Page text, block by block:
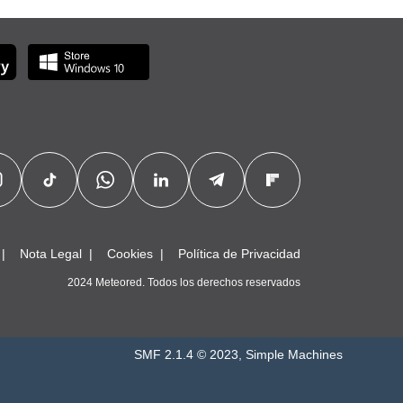
Nota Legal Cookies Política de Privacidad
2024 Meteored. Todos los derechos reservados
SMF 2.1.4 © 2023, Simple Machines